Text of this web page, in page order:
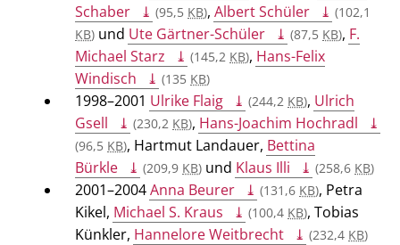
Schaber
(95,5 KB),Albert Schüler
(102,1
KB) und Ute Gärtner-Schüler (87,5 KB), F.
Michael Starz
(145,2 KB), Hans-Felix
Windisch
(135 KB)
1998–2001 Ulrike Flaig (244,2 KB), Ulrich
Gsell
(230,2 KB), Hans-Joachim Hochradl
(96,5 KB), Hartmut Landauer, Bettina
Bürkle
(209,9 KB) und Klaus Illi (258,6 KB)
2001–2004Anna Beurer (131,6 KB), Petra
Kikel, Michael S. Kraus (100,4 KB), Tobias
Künkler, Hannelore Weitbrecht (232,4 KB)